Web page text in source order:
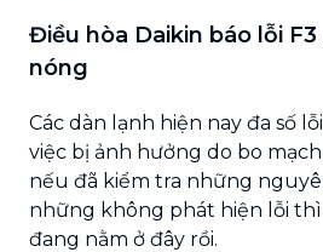
Điều hòa Daikin báo lỗi
nóng
Các dàn lạnh hiện nay đa số
việc bị ảnh hưởng do bo
nếu đã kiểm tra những
những không phát hiện lỗi thì
đang nằm ở đây rồi.